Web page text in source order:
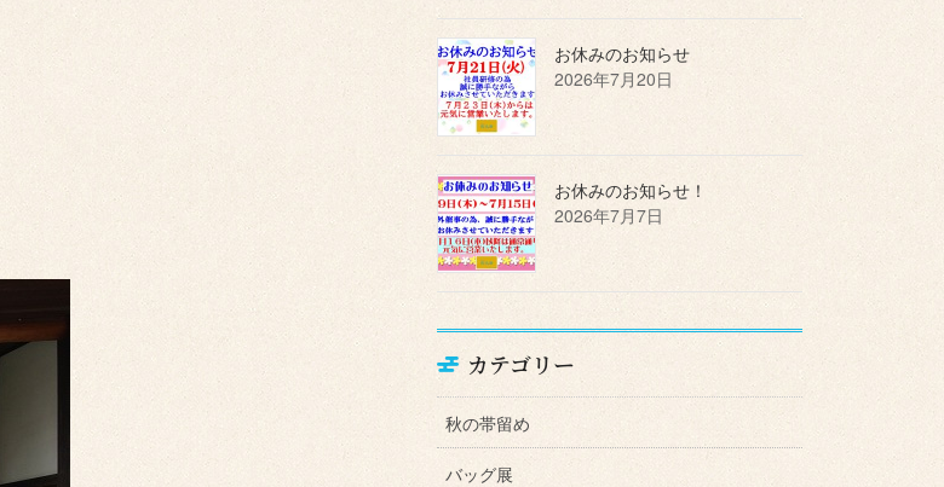
お休みのお知らせ
2026年7月20日
お休みのお知らせ！
2026年7月7日
カテゴリー
秋の帯留め
バッグ展